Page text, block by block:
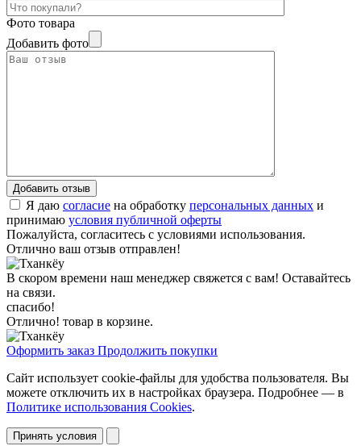
Фото товара
Добавить фото
Я даю согласие на обработку персональных данных и
принимаю условия публичной оферты
Пожалуйста, согласитесь с условиями использования.
Отлично ваш отзыв отправлен!
В скором времени наш менеджер свяжется с вам! Оставайтесь
на связи.
спасибо!
Отлично! товар в корзине.
Оформить заказ Продолжить покупки
Сайт использует cookie-файлы для удобства пользователя. Вы
можете отключить их в настройках браузера. Подробнее — в
Политике использования Cookies.
Принять условия